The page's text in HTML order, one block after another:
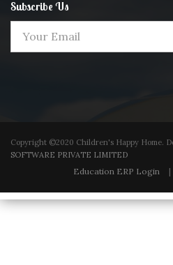
Subscribe Us
Copyright ©2020 Children's Happy Home.
SOFTWARE PRIVATE LIMITED
Education ERP Login |